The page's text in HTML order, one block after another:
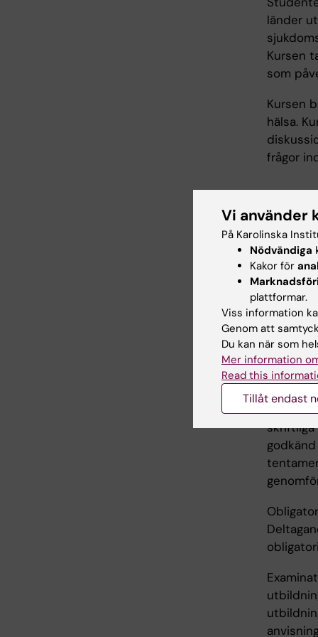
länder
Kursen
som
Kursen
hälsa.
frågor
Kursen
skriftliga
Vi använder
På Karolinska
Nödvändiga
Kakor för
plattformar.
Viss information
Genom att
Du kan när som
Mer information
Read this
Tillåt endast